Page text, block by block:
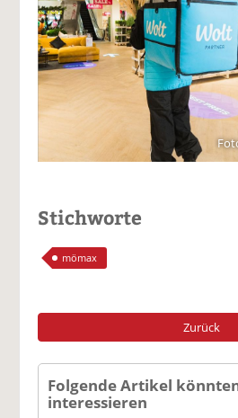
Stichworte
mömax
Zurück
Folgende Artikel
interessieren